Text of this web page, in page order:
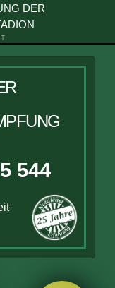
DER
544